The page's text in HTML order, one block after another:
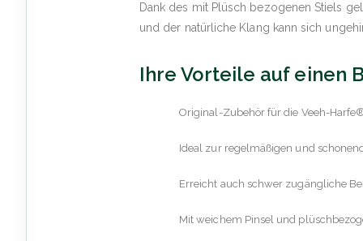
Dank des mit Plüsch bezogenen Stiels
und der natürliche Klang kann sich
Ihre Vorteile auf einen
Original-Zubehör für die Veeh-
Ideal zur regelmäßigen und
Erreicht auch schwer zugängliche
Mit weichem Pinsel und